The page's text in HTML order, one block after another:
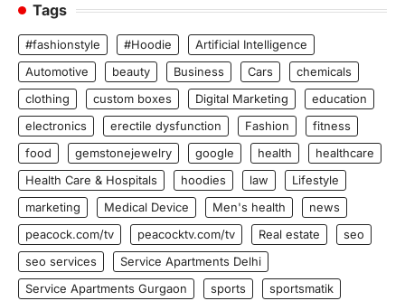
Tags
#fashionstyle #Hoodie
Artificial Intelligence
Automotive
beauty Business Cars
chemicals
clothing
custom boxes Digital Marketing
education
electronics
erectile dysfunction Fashion
fitness
food
gemstonejewelry google health
healthcare
Health Care & Hospitals
hoodies law
Lifestyle
marketing
Medical Device Men's health
news
peacock.com/tv
peacocktv.com/tv Real estate
seo
seo services
Service Apartments Delhi
Service Apartments Gurgaon
sports
sportsmatik